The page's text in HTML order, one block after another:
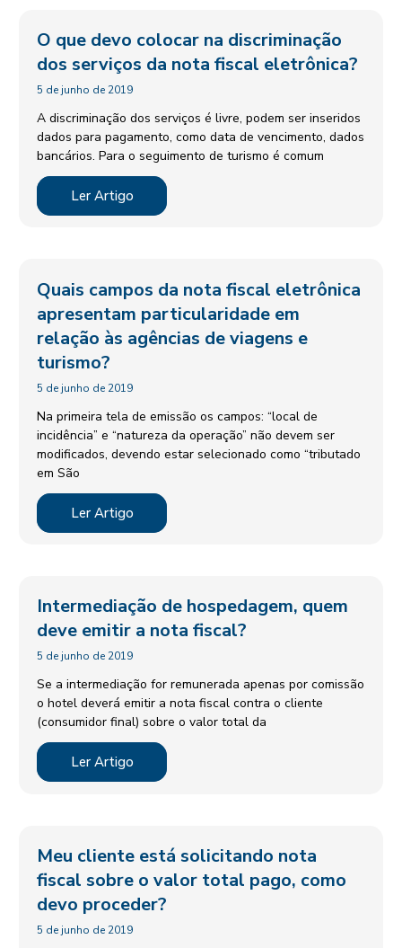
O que devo colocar na discriminação
dos serviços da nota fiscal eletrônica?
5 de junho de 2019
A discriminação dos serviços é livre, podem ser inseridos
dados para pagamento, como data de vencimento, dados
bancários. Para o seguimento de turismo é comum
Ler Artigo
Quais campos da nota fiscal eletrônica
apresentam particularidade em
relação às agências de viagens e
turismo?
5 de junho de 2019
Na primeira tela de emissão os campos: “local de
incidência” e “natureza da operação” não devem ser
modificados, devendo estar selecionado como “tributado
em São
Ler Artigo
Intermediação de hospedagem, quem
deve emitir a nota fiscal?
5 de junho de 2019
Se a intermediação for remunerada apenas por comissão
o hotel deverá emitir a nota fiscal contra o cliente
(consumidor final) sobre o valor total da
Ler Artigo
Meu cliente está solicitando nota
fiscal sobre o valor total pago, como
devo proceder?
5 de junho de 2019